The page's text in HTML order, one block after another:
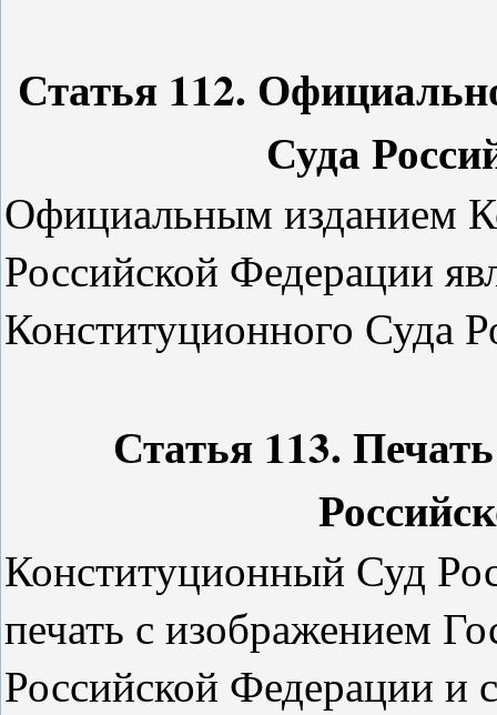
Статья 112.
Суда
Официальным изданием
Российской Федерации
Конституционного Суда
Статья 113.
Конституционный Суд
печать с изображением
Российской Федерации и